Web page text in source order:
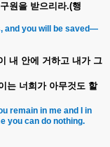
구원을 받으리라.(행
and you will be saved—
내 안에 거하고 내가 그
는 너희가 아무것도 할
remain in me and I in
you can do nothing.